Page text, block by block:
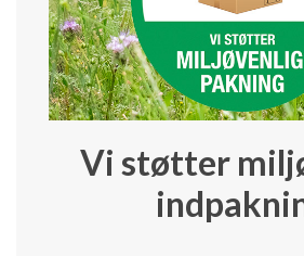
Vi støtter